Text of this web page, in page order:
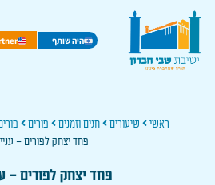
היה שותף
ראשי שיעורים חגים וזמנים פורים
פחד יצחק לפורים –
פחד יצחק לפורים –